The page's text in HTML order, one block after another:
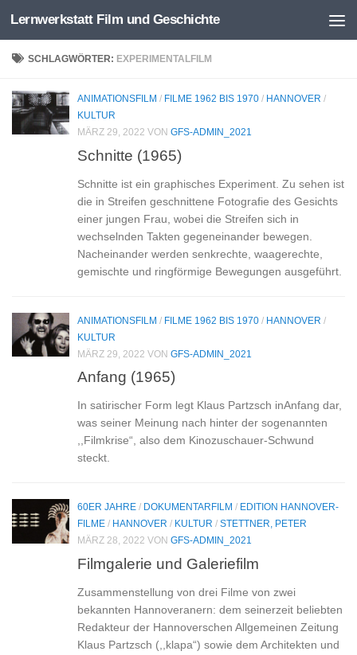
Zum Inhalt springen
Lernwerkstatt Film und Geschichte
SCHLAGWÖRTER: EXPERIMENTALFILM
ANIMATIONSFILM / FILME 1962 BIS 1970 / HANNOVER /
KULTUR
MÄRZ 29, 2022 VON GFS-ADMIN_2021
Schnitte (1965)
Schnitte ist ein graphisches Experiment. Zu sehen ist
die in Streifen geschnittene Fotografie des Gesichts
einer jungen Frau, wobei die Streifen sich in
wechselnden Takten gegeneinander bewegen.
Nacheinander werden senkrechte, waagerechte,
gemischte und ringförmige Bewegungen ausgeführt.
ANIMATIONSFILM / FILME 1962 BIS 1970 / HANNOVER /
KULTUR
MÄRZ 29, 2022 VON GFS-ADMIN_2021
Anfang (1965)
In satirischer Form legt Klaus Partzsch inAnfang dar,
was seiner Meinung nach hinter der sogenannten
,,Filmkrise“, also dem Kinozuschauer-Schwund
steckt.
60ER JAHRE / DOKUMENTARFILM / EDITION HANNOVER-
FILME / HANNOVER / KULTUR / STETTNER, PETER
MÄRZ 28, 2022 VON GFS-ADMIN_2021
Filmgalerie und Galeriefilm
Zusammenstellung von drei Filme von zwei
bekannten Hannoveranern: dem seinerzeit beliebten
Redakteur der Hannoverschen Allgemeinen Zeitung
Klaus Partzsch (,,klapa“) sowie dem Architekten und